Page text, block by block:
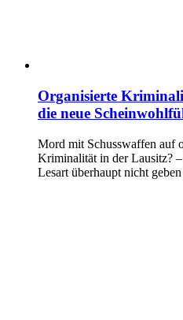
Organisierte
die neue
Mord mit Schusswaffen auf
Kriminalität in der Lausitz?
Lesart überhaupt nicht